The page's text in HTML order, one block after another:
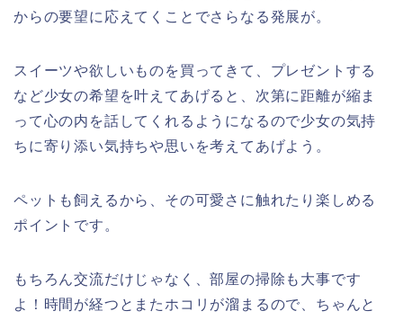
からの要望に応えてくことでさらなる発展が。
スイーツや欲しいものを買ってきて、プレゼントする
など少女の希望を叶えてあげると、次第に距離が縮ま
って心の内を話してくれるようになるので少女の気持
ちに寄り添い気持ちや思いを考えてあげよう。
ペットも飼えるから、その可愛さに触れたり楽しめる
ポイントです。
もちろん交流だけじゃなく、部屋の掃除も大事です
よ！時間が経つとまたホコリが溜まるので、ちゃんと